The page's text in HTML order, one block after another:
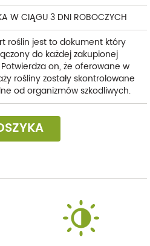
W CIĄGU 3 DNI ROBOCZYCH
roślin jest to dokument który
do każdej zakupionej
on, że oferowane w
rośliny zostały skontrolowane
od organizmów szkodliwych.